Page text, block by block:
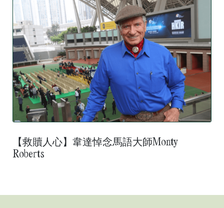
【救贖人心】韋達悼念馬語大師Monty
Roberts